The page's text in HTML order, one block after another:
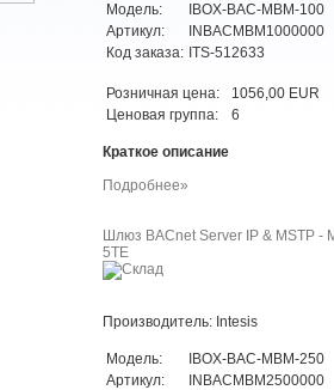
Модель:
IBOX-BAC-MBM-100
Артикул:
INBACMBM1000000
Код заказа: ITS-512633
Розничная цена:
1056,00 EUR
Ценовая группа:
6
Краткое описание
Подробнее»
Шлюз BACnet Server IP & MSTP -
5TE
Производитель: Intesis
Модель:
IBOX-BAC-MBM-250
Артикул:
INBACMBM2500000